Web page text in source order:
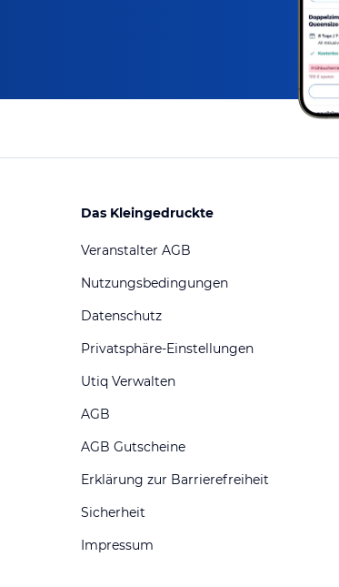
Das Kleingedruckte
Veranstalter AGB
Nutzungsbedingungen
Datenschutz
Privatsphäre-Einstellungen
Utiq Verwalten
AGB
AGB Gutscheine
Erklärung zur Barrierefreiheit
Sicherheit
Impressum